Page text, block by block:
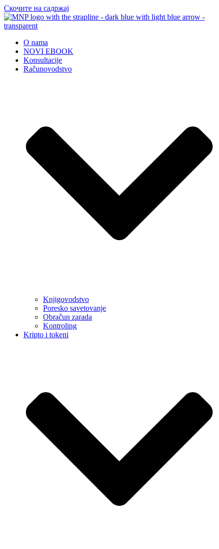
Скочите на садржај
O nama
NOVI EBOOK
Konsultacije
Računovodstvo
Knjigovodstvo
Poresko savetovanje
Obračun zarada
Kontroling
Kripto i tokeni